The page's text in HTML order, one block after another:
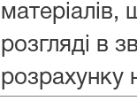
матеріалів,
розгляді в
розрахунку